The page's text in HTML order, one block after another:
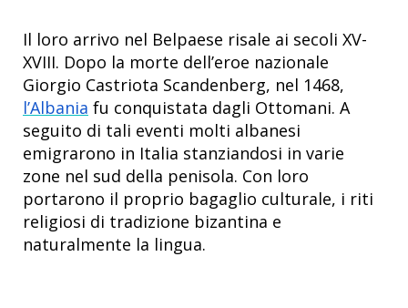
Il loro arrivo nel Belpaese risale ai secoli XV-
XVIII. Dopo la morte dell’eroe nazionale
Giorgio Castriota Scandenberg, nel 1468,
l’Albania fu conquistata dagli Ottomani. A
seguito di tali eventi molti albanesi
emigrarono in Italia stanziandosi in varie
zone nel sud della penisola. Con loro
portarono il proprio bagaglio culturale, i riti
religiosi di tradizione bizantina e
naturalmente la lingua.